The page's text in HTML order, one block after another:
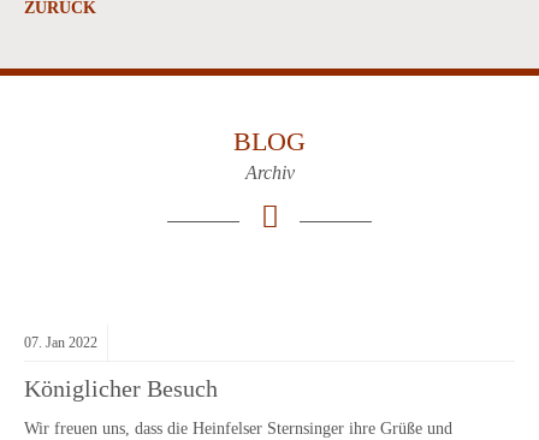
ZURÜCK
BLOG
Archiv
07. Jan 2022
Königlicher Besuch
Wir freuen uns, dass die Heinfelser Sternsinger ihre Grüße und